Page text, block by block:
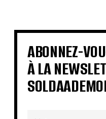
€
€
ABONNEZ-
À LA